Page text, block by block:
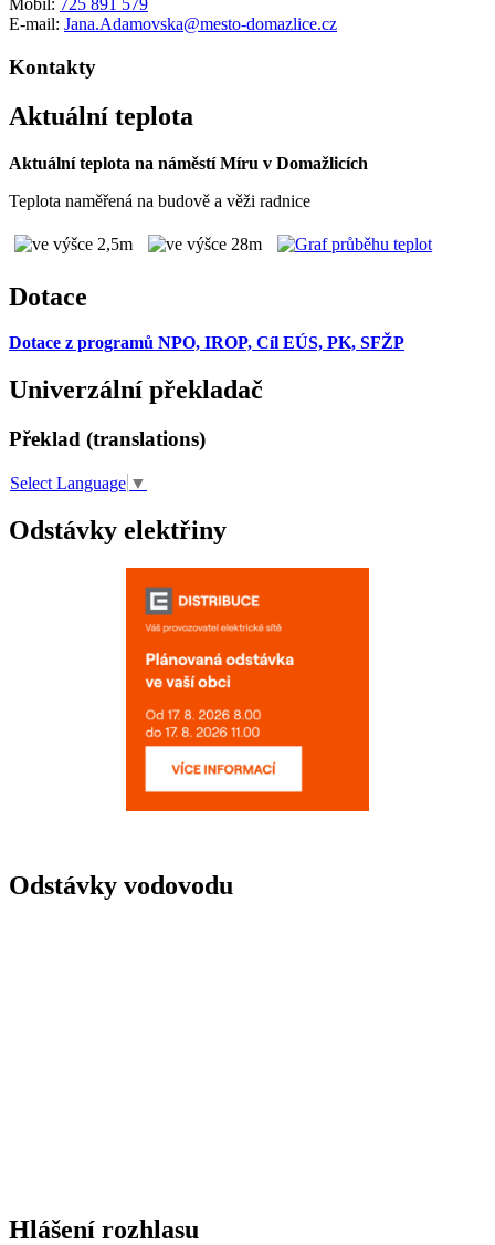
Mobil: 725 891 579
E-mail: Jana.Adamovska@mesto-domazlice.cz
Kontakty
Aktuální teplota
Aktuální teplota na náměstí Míru v Domažlicích
Teplota naměřená na budově a věži radnice
Dotace
Dotace z programů NPO, IROP, Cíl EÚS, PK, SFŽP
Univerzální překladač
Překlad (translations)
Select Language ▼
Odstávky elektřiny
Odstávky vodovodu
Hlášení rozhlasu